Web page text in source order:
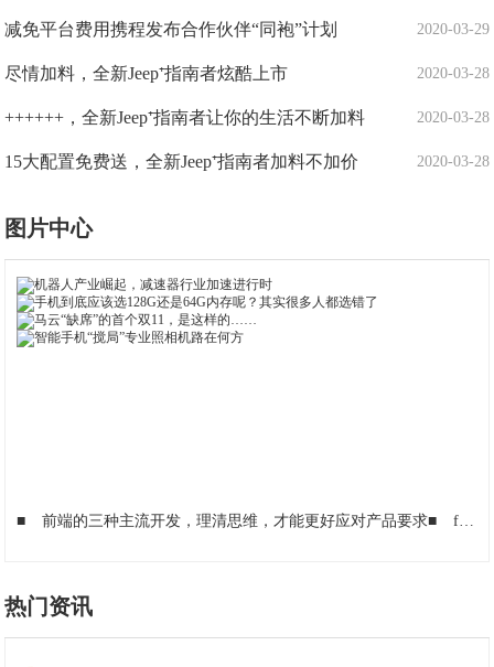
2020-03-29
减免平台费用携程发布合作伙伴“同袍”计划
2020-03-28
尽情加料，全新Jeep⁺指南者炫酷上市
2020-03-28
++++++，全新Jeep⁺指南者让你的生活不断加料
2020-03-28
15大配置免费送，全新Jeep⁺指南者加料不加价
图片中心
■ 前端的三种主流开发，理清思维，才能更好应对产品要求■ flask入门（三）静态文件
热门资讯